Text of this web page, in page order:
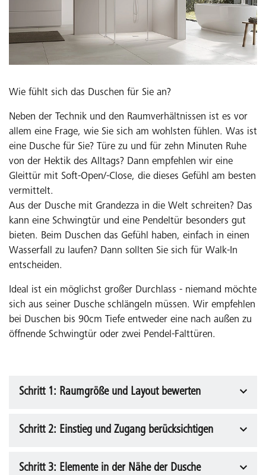
Wie fühlt sich das Duschen für Sie an?
Neben der Technik und den Raumverhältnissen ist es vor
allem eine Frage, wie Sie sich am wohlsten fühlen. Was ist
eine Dusche für Sie? Türe zu und für zehn Minuten Ruhe
von der Hektik des Alltags? Dann empfehlen wir eine
Gleittür mit Soft-Open/-Close, die dieses Gefühl am besten
vermittelt.
Aus der Dusche mit Grandezza in die Welt schreiten? Das
kann eine Schwingtür und eine Pendeltür besonders gut
bieten. Beim Duschen das Gefühl haben, einfach in einen
Wasserfall zu laufen? Dann sollten Sie sich für Walk-In
entscheiden.
Ideal ist ein möglichst großer Durchlass - niemand möchte
sich aus seiner Dusche schlängeln müssen. Wir empfehlen
bei Duschen bis 90cm Tiefe entweder eine nach außen zu
öffnende Schwingtür oder zwei Pendel-Falttüren.
Schritt 1: Raumgröße und Layout bewerten
Messen Sie die verfügbaren Maße des Badezimmers
Platzbedarf der Tür im geöffneten Zustand.
Schritt 2: Einstieg und Zugang berücksichtigen
Überlegen Sie, wie viel Platz Sie für den Einstieg
Schritt 3: Elemente in der Nähe der Dusche